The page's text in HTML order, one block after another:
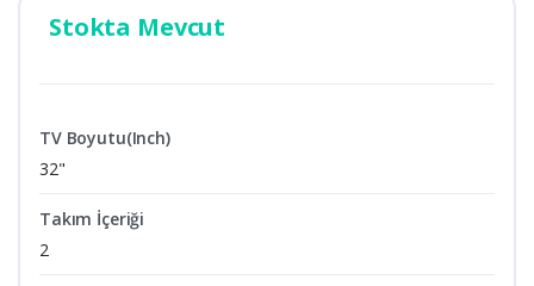
Stokta Mevcut
TV Boyutu(Inch)
32"
Takım İçeriği
2